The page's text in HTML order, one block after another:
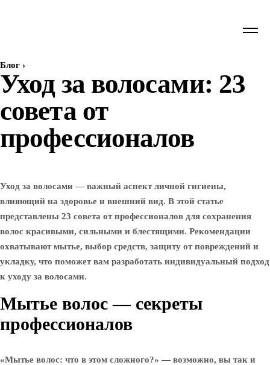
Блог ›
Уход за волосами: 23
совета от
профессионалов
Уход за волосами — важный аспект личной гигиены,
влияющий на здоровье и внешний вид. В этой статье
представлены 23 совета от профессионалов для сохранения
волос красивыми, сильными и блестящими. Рекомендации
охватывают мытье, выбор средств, защиту от повреждений и
укладку, что поможет вам разработать индивидуальный подход
к уходу за волосами.
Мытье волос — секреты
профессионалов
«Мытье волос: что в этом сложного?» — возможно, вы так и